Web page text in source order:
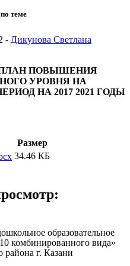
теме
- Дикунова Светлана
ПОВЫШЕНИЯ
УРОВНЯ НА
НА 2017 2021 ГОДЫ
Размер
34.46 КБ
образовательное
комбинированного вида»
г. Казани